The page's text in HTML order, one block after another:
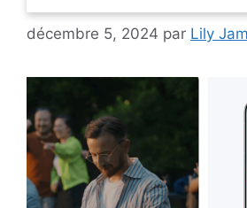
décembre 5, 2024 par Lily